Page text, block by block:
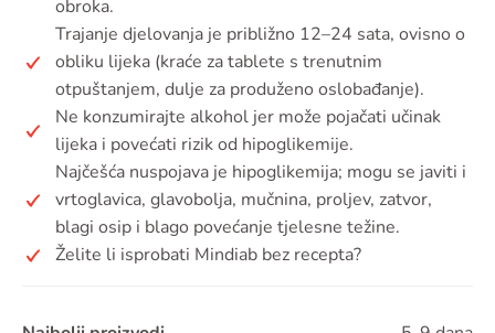
obroka.
Trajanje djelovanja je približno 12–24 sata, ovisno o
obliku lijeka (kraće za tablete s trenutnim
otpuštanjem, dulje za produženo oslobađanje).
Ne konzumirajte alkohol jer može pojačati učinak
lijeka i povećati rizik od hipoglikemije.
Najčešća nuspojava je hipoglikemija; mogu se javiti i
vrtoglavica, glavobolja, mučnina, proljev, zatvor,
blagi osip i blago povećanje tjelesne težine.
Želite li isprobati Mindiab bez recepta?